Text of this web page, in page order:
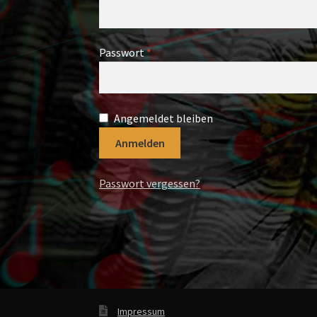
Passwort*Erforderlich
Angemeldet bleiben
Anmelden
Passwort vergessen?
Impressum